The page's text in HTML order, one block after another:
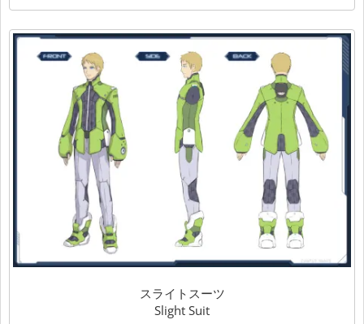
スライトスーツ
Slight Suit